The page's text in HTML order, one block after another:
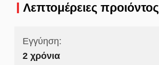
Λεπτομέρειες προιόντος
Εγγύηση:
2 χρόνια